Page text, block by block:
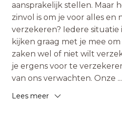
aansprakelijk stellen. Maar
zinvol is om je voor alles en
verzekeren? Iedere situatie
kijken graag met je mee
zaken wel of niet wilt
je ergens voor te
van ons verwachten. Onze ...
Lees meer